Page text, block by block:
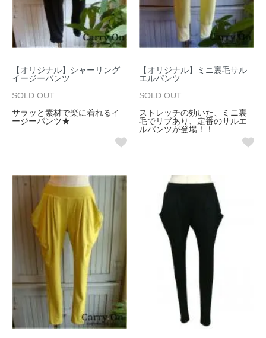
【オリジナル】シャーリング
イージーパンツ
SOLD OUT
サラッと素材で楽に着れるイ
ージーパンツ★
【オリジナル】ミニ裏毛サル
エルパンツ
SOLD OUT
ストレッチの効いた、ミニ裏
毛でリブあり、定番のサルエ
ルパンツが登場！！